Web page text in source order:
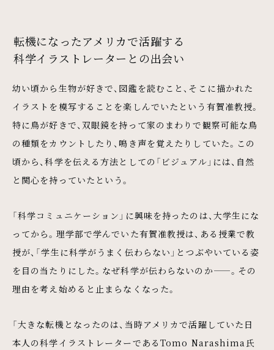
転機になったアメリカで活躍する
科学イラストレーターとの出会い
幼い頃から生物が好きで、図鑑を読むこと、そこに描かれた
イラストを模写することを楽しんでいたという有賀准教授。
特に鳥が好きで、双眼鏡を持って家のまわりで観察可能な鳥
の種類をカウントしたり、鳴き声を覚えたりしていた。この
頃から、科学を伝える方法としての「ビジュアル」には、自然
と関心を持っていたという。
「科学コミュニケーション」に興味を持ったのは、大学生にな
ってから。理学部で学んでいた有賀准教授は、ある授業で教
授が、「学生に科学がうまく伝わらない」とつぶやいている姿
を目の当たりにした。なぜ科学が伝わらないのか——。その
理由を考え始めると止まらなくなった。
「大きな転機となったのは、当時アメリカで活躍していた日
本人の科学イラストレーターであるTomo Narashima氏